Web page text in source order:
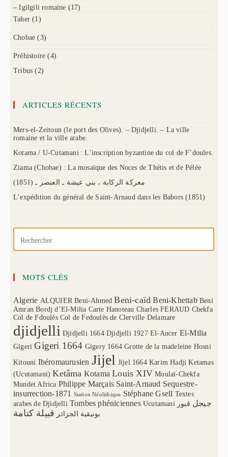
– Igilgili romaine (17)
Taher (1)
Chobae (3)
Préhistoire (4)
Tribus (2)
ARTICLES RÉCENTS
Mers-el-Zeitoun (le port des Olives). – Djidjelli. – La ville
romaine et la ville arabe.
Kotama / U-Cutamani : L’inscription byzantine du col de F’doules.
Ziama (Chobae) : La mosaïque des Noces de Thétis et de Pélée
(1851) معركة الركابة ، بني عيشة ـ العنصر ـ
L’expédition du général de Saint-Arnaud dans les Babors (1851)
MOTS CLÉS
Algerie ALQUIER Beni-Ahmed Beni-caïd Beni-Khettab Beni
Amran Bordj d’El-Milia Carte Hanoteau Charles FERAUD Chekfa
Col de Fdoulès Col de Fedoulès de Clerville Delamare
djidjelli Djidjelli 1664 Djidjelli 1927 El-Ancer El-Milia
Gigeri Gigeri 1664 Gigery 1664 Grotte de la madeleine Hosni
Kitouni Ibéromaurusien Jijel Jijel 1664 Karim Hadji Ketamas
(Ucutamani) Ketâma Kotama Louis XIV Moulaï-Chekfa
Mundet Africa Philippe Marçais Saint-Arnaud Sequestre-
insurrection-1871
Station Néolithique Stéphane Gsell Textes
arabes de Djidjelli Tombes phéniciennes Ucutamani جيجل قبور
بونيقية الجزائر قبيلة كتامة